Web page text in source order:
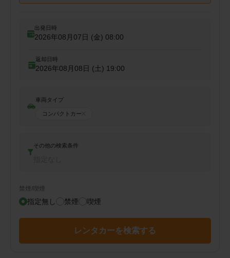
出発日時
2026年08月07日 (金) 08:00
返却日時
2026年08月08日 (土) 19:00
車両タイプ
コンパクトカー
その他の検索条件
禁煙/喫煙
指定無し 禁煙 喫煙
レンタカーを検索する